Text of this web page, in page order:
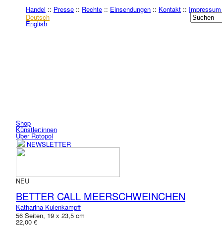
Handel :: Presse :: Rechte :: Einsendungen :: Kontakt :: Impressum
Deutsch
English
Shop
Künstler:innen
Über Rotopol
NEWSLETTER
NEU
BETTER CALL MEERSCHWEINCHEN
Katharina Kulenkampff
56 Seiten, 19 x 23,5 cm
22,00 €